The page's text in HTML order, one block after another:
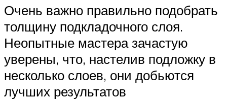
Очень важно правильно подобрать
толщину подкладочного слоя.
Неопытные мастера зачастую
уверены, что, настелив подложку в
несколько слоев, они добьются
лучших результатов